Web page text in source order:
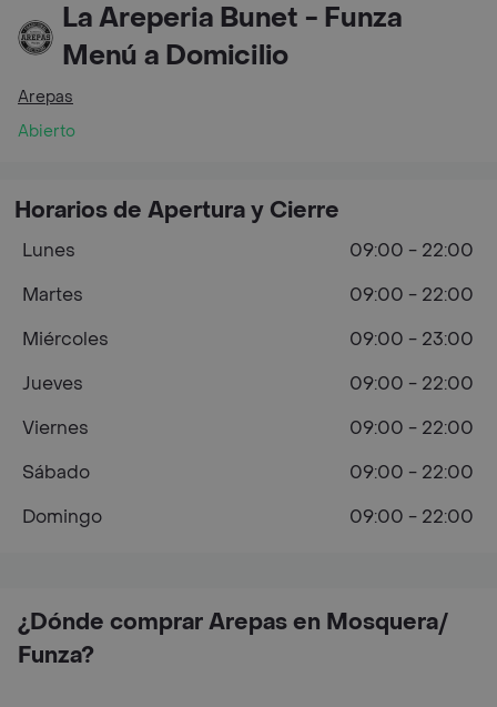
La Areperia Bunet - Funza
Menú a Domicilio
Arepas
Abierto
¿Dónde comprar Arepas en Mosquera/
Funza?
Horarios de Apertura y Cierre
Lunes
09:00 - 22:00
Martes
09:00 - 22:00
Miércoles
09:00 - 23:00
Jueves
09:00 - 22:00
Viernes
09:00 - 22:00
Sábado
09:00 - 22:00
Domingo
09:00 - 22:00